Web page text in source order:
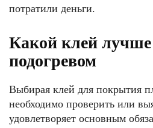
потратили деньги.
Какой клей лучше
подогревом
Выбирая клей для покрытия
необходимо проверить или
удовлетворяет основным